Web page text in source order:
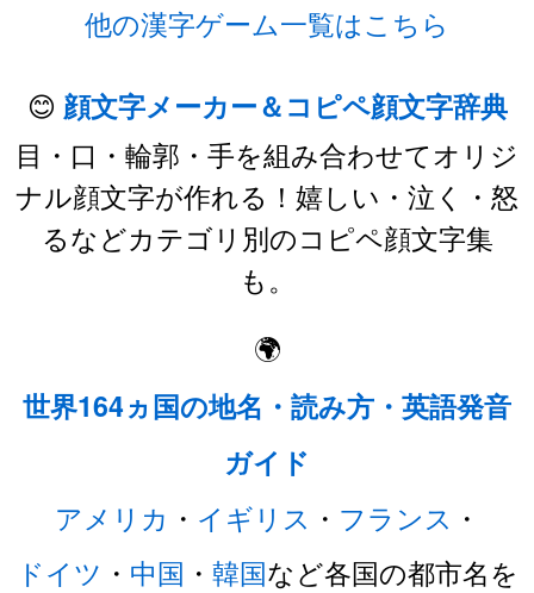
他の漢字ゲーム一覧はこちら
😊 顔文字メーカー＆コピペ顔文字辞典
目・口・輪郭・手を組み合わせてオリジ
ナル顔文字が作れる！嬉しい・泣く・怒
るなどカテゴリ別のコピペ顔文字集
も。
🌍
世界164ヵ国の地名・読み方・英語発音
ガイド
アメリカ ・ イギリス ・ フランス ・
ドイツ ・ 中国 ・ 韓国など各国の都市名を